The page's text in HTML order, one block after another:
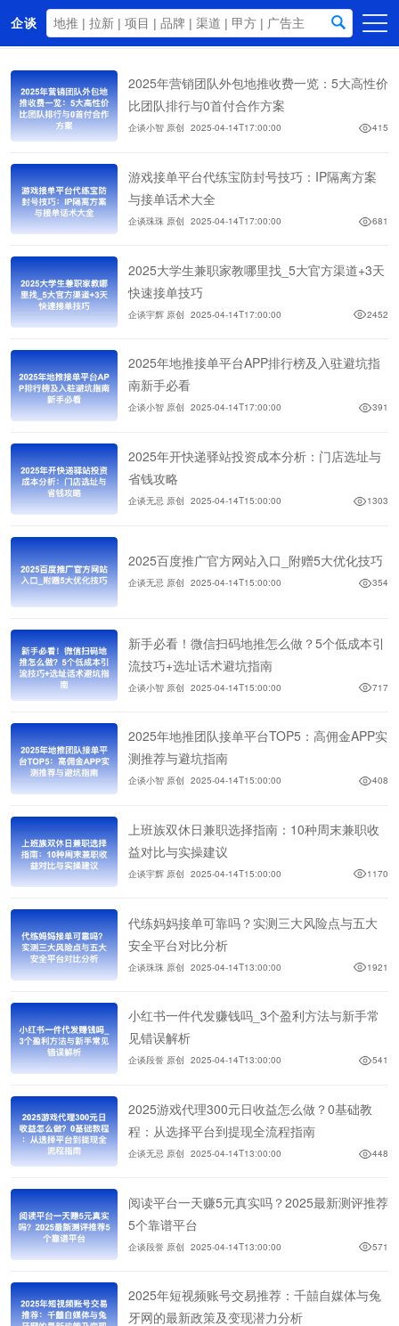
企谈
商务资源
资讯动态
关于我们
2025年营销团队外包地推收费一览：5大高性价
比团队排行与0首付合作方案
企谈小智 原创 2025-04-14T17:00:00 415
游戏接单平台代练宝防封号技巧：IP隔离方案
与接单话术大全
企谈珠珠 原创 2025-04-14T17:00:00 681
2025大学生兼职家教哪里找_5大官方渠道+3天
快速接单技巧
企谈宇辉 原创 2025-04-14T17:00:00 2452
2025年地推接单平台APP排行榜及入驻避坑指
南新手必看
企谈小智 原创 2025-04-14T17:00:00 391
2025年开快递驿站投资成本分析：门店选址与
省钱攻略
企谈无忌 原创 2025-04-14T15:00:00 1303
2025百度推广官方网站入口_附赠5大优化技巧
企谈无忌 原创 2025-04-14T15:00:00 354
新手必看！微信扫码地推怎么做？5个低成本引
流技巧+选址话术避坑指南
企谈小智 原创 2025-04-14T15:00:00 717
2025年地推团队接单平台TOP5：高佣金APP实
测推荐与避坑指南
企谈小智 原创 2025-04-14T15:00:00 408
上班族双休日兼职选择指南：10种周末兼职收
益对比与实操建议
企谈宇辉 原创 2025-04-14T15:00:00 1170
代练妈妈接单可靠吗？实测三大风险点与五大
安全平台对比分析
企谈珠珠 原创 2025-04-14T13:00:00 1921
小红书一件代发赚钱吗_3个盈利方法与新手常
见错误解析
企谈段誉 原创 2025-04-14T13:00:00 541
2025游戏代理300元日收益怎么做？0基础教
程：从选择平台到提现全流程指南
企谈无忌 原创 2025-04-14T13:00:00 448
阅读平台一天赚5元真实吗？2025最新测评推荐
5个靠谱平台
企谈段誉 原创 2025-04-14T13:00:00 571
2025年短视频账号交易推荐：千囍自媒体与兔
牙网的最新政策及变现潜力分析